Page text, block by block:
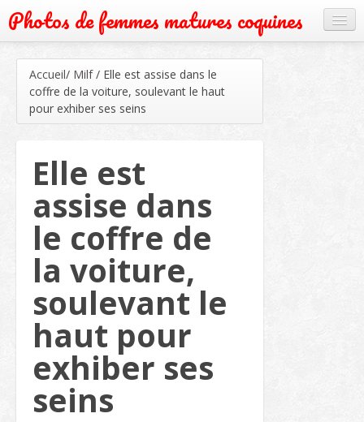
Photos de femmes matures coquines
Grand mère
Mature
Rencontre
Webcam
Accueil/ Milf / Elle est assise dans le
coffre de la voiture, soulevant le haut
pour exhiber ses seins
Elle est
assise dans
le coffre de
la voiture,
soulevant le
haut pour
exhiber ses
seins